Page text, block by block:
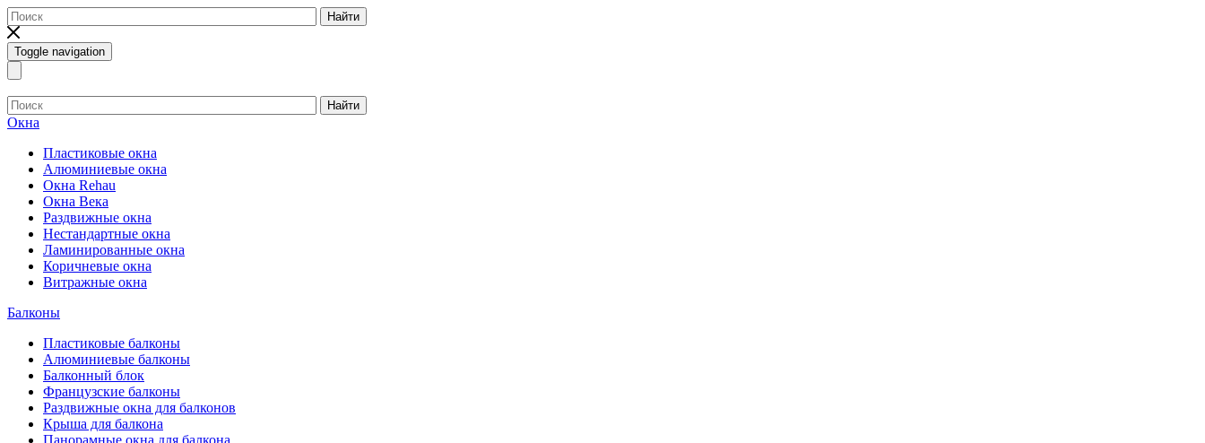
Найти
Toggle navigation
Найти
Окна
Пластиковые окна
Алюминиевые окна
Окна Rehau
Окна Века
Раздвижные окна
Нестандартные окна
Ламинированные окна
Коричневые окна
Витражные окна
Балконы
Пластиковые балконы
Алюминиевые балконы
Балконный блок
Французские балконы
Раздвижные окна для балконов
Крыша для балкона
Панорамные окна для балкона